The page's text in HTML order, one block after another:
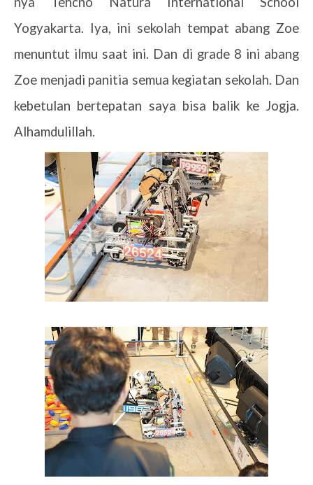
Yogyakarta. Iya, ini sekolah tempat abang Zoe
menuntut ilmu saat ini. Dan di grade 8 ini abang
Zoe menjadi panitia semua kegiatan sekolah. Dan
kebetulan bertepatan saya bisa balik ke Jogja.
Alhamdulillah.